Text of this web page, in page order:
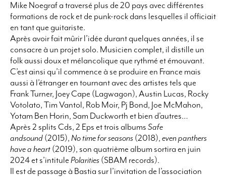
Mike Noegraf a traversé plus de 20 pays avec différentes
formations de rock et de punk-rock dans lesquelles il officiait
en tant que guitariste.
Après avoir fait mûrir l’idée durant quelques années, il se
consacre à un projet solo. Musicien complet, il distille un
folk aussi doux et mélancolique que rythmé et émouvant.
C’est ainsi qu’il commence à se produire en France mais
aussi à l’étranger en tournant avec des artistes tels que
Frank Turner, Joey Cape (Lagwagon), Austin Lucas, Rocky
Votolato, Tim Vantol, Rob Moir, Pj Bond, Joe McMahon,
Yotam Ben Horin, Sam Duckworth et bien d’autres…
Après 2 splits Cds, 2 Eps et trois albums Safe
andsound (2015), No time for seasons (2018), even panthers
have a heart (2019), son quatrième album sortira en juin
2024 et s’intitule Polarities (SBAM records).
Il est de passage à Bastia sur l’invitation de l’association